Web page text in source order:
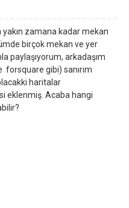
zamana kadar mekan
birçok mekan ve yer
paylaşıyorum, arkadaşım
gibi) sanırım
haritalar
eklenmiş. Acaba hangi